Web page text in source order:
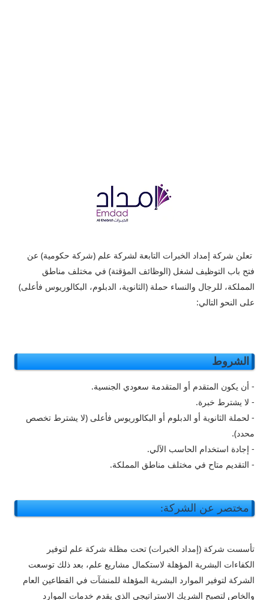
تعلن شركة إمداد الخبرات التابعة لشركة علم (شركة حكومية) عن
فتح باب التوظيف لشغل (الوظائف المؤقتة) في مختلف مناطق
المملكة، للرجال والنساء حملة (الثانوية، الدبلوم، البكالوريوس فأعلى)
على النحو التالي:
الشروط
- أن يكون المتقدم أو المتقدمة سعودي الجنسية.
- لا يشترط خبرة.
- لحملة الثانوية أو الدبلوم أو البكالوريوس فأعلى (لا يشترط تخصص
محدد).
- إجادة استخدام الحاسب الآلي.
- التقديم متاح في مختلف مناطق المملكة.
مختصر عن الشركة:
تأسست شركة (إمداد الخبرات) تحت مظلة شركة علم لتوفير
الكفاءات البشرية المؤهلة لاستكمال مشاريع علم، بعد ذلك توسعت
الشركة لتوفير الموارد البشرية المؤهلة للمنشآت في القطاعين العام
والخاص لتصبح الشريك الاستراتيجي الذي يقدم خدمات الموارد